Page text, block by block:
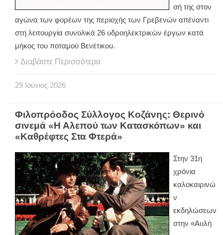
σή της στον
αγώνα των φορέων της περιοχής των Γρεβενών απέναντι
στη λειτουργία συνολικά 26 υδροηλεκτρικών έργων κατά
μήκος του ποταμού Βενέτικου.
Διαβάστε Περισσότερα
29 Ιούνιος 2026
Φιλοπρόοδος Σύλλογος Κοζάνης: Θερινό
σινεμά «Η Αλεπού των Κατασκόπων» και
«Καθρέφτες Στα Φτερά»
Στην 31η
χρόνια
καλοκαιρινώ
ν
εκδηλώσεων
στην «Αυλή